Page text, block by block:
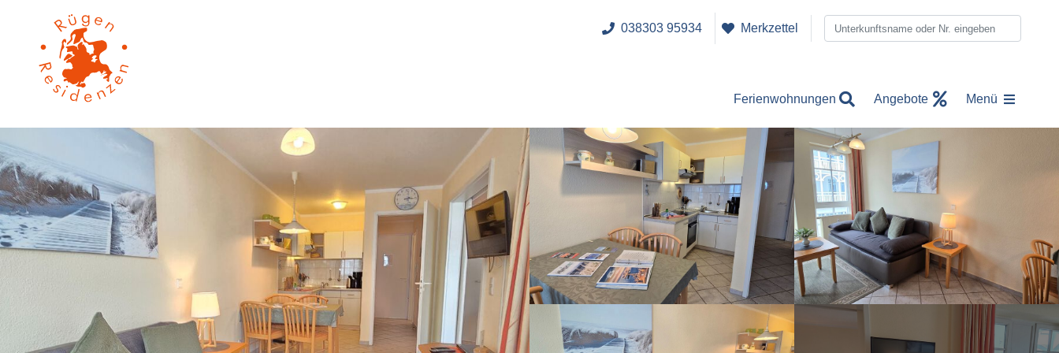
038303 95934 Merkzettel
Ferienwohnungen Angebote Menü